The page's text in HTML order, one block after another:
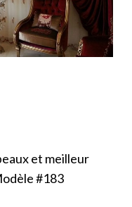
et meilleur
#183